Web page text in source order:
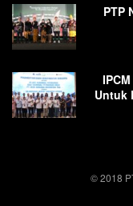
PTP
Untuk
© 2018